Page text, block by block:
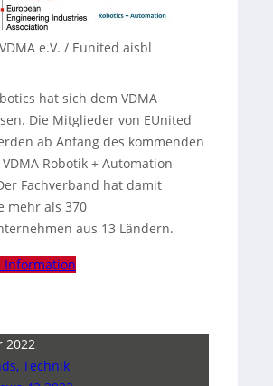
e.V. / Eunited aisbl
hat sich dem VDMA
Die Mitglieder von EUnited
ab Anfang des kommenden
VDMA Robotik + Automation
Fachverband hat damit
mehr als 370
aus 13 Ländern.
Information
2022
Technik